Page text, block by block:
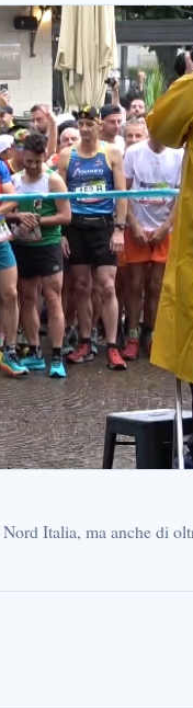
Italia, ma anche di